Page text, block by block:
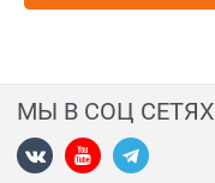
МЫ В СОЦ СЕТЯХ